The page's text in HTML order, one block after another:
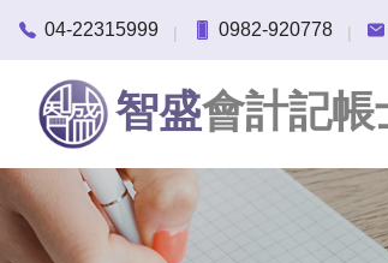
04-22315999 | 0982-920778 |
智盛會計記帳